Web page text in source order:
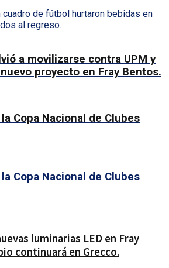
cuadro de fútbol hurtaron bebidas en
al regreso.
a movilizarse contra UPM y
proyecto en Fray Bentos.
Copa Nacional de Clubes
Copa Nacional de Clubes
luminarias LED en Fray
continuará en Grecco.